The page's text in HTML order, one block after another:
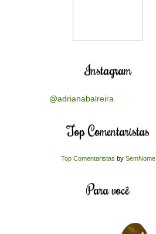
Instagram
@adrianabalreira
Top Comentaristas
Top Comentaristas by SemNome
Para você